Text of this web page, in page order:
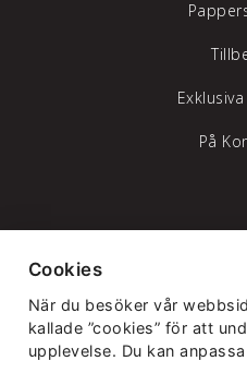
På
Gamledammvägen
Cookies
När du besöker vår
kallade ”cookies” för att
upplevelse. Du kan